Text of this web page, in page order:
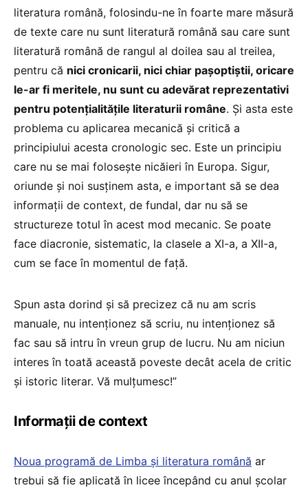
literatura română, folosindu-ne în foarte mare măsură
de texte care nu sunt literatură română sau care sunt
literatură română de rangul al doilea sau al treilea,
pentru că nici cronicarii, nici chiar pașoptiștii, oricare
le-ar fi meritele, nu sunt cu adevărat reprezentativi
pentru potențialitățile literaturii române. Și asta este
problema cu aplicarea mecanică și critică a
principiului acesta cronologic sec. Este un principiu
care nu se mai folosește nicăieri în Europa. Sigur,
oriunde și noi susținem asta, e important să se dea
informații de context, de fundal, dar nu să se
structureze totul în acest mod mecanic. Se poate
face diacronie, sistematic, la clasele a XI-a, a XII-a,
cum se face în momentul de față.
Spun asta dorind și să precizez că nu am scris
manuale, nu intenționez să scriu, nu intenționez să
fac sau să intru în vreun grup de lucru. Nu am niciun
interes în toată această poveste decât acela de critic
și istoric literar. Vă mulțumesc!”
Informații de context
Noua programă de Limba și literatura română ar
trebui să fie aplicată în licee începând cu anul școlar